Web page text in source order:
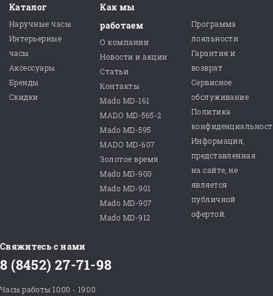
Каталог
Наручные часы
Интерьерные
часы
Аксессуары
Бренды
Скидки
Как мы
работаем
О компании
Новости и акции
Статьи
Контакты
Mado MD-161
MADO MD-565-2
Mado MD-595
MADO MD-607
Золотое время
Mado MD-900
Mado MD-901
Mado MD-907
Mado MD-912
Программа
лояльности
Гарантия и
возврат
Сервисное
обслуживание
Политика
Информация,
представленная
на сайте, не
является
публичной
офертой.
Свяжитесь с нами
8 (8452) 27-71-98
Часы работы 10:00 - 19:00